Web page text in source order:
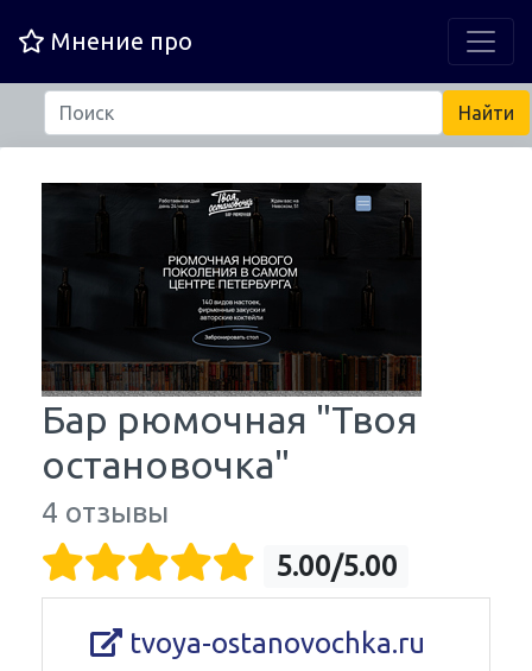
Мнение про
Бар рюмочная "Твоя
остановочка"
4 отзывы
5.00/5.00
tvoya-ostanovochka.ru